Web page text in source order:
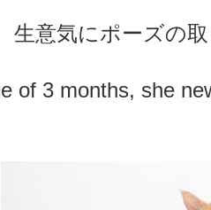
意気にポーズの
of 3 months, she